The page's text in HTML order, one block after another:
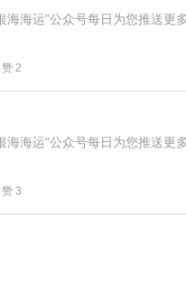
海海运”公众号每日为您推送更
2
海海运”公众号每日为您推送更
3